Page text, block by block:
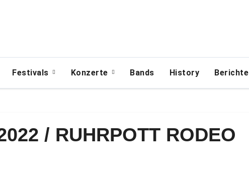
Festivals Konzerte Bands History Berichte
/ RUHRPOTT RODEO